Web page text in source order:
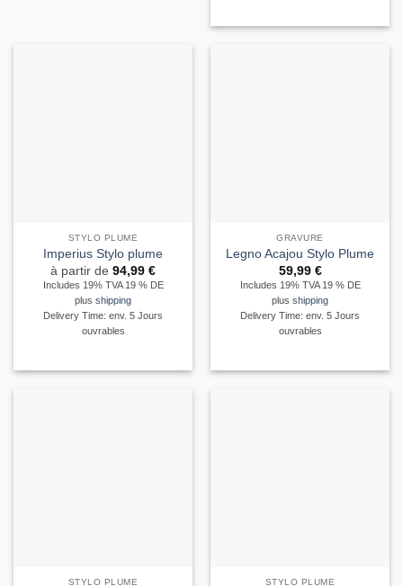
STYLO PLUME
Imperius Stylo plume
à partir de 94,99 €
Includes 19% TVA 19 % DE
plus shipping
Delivery Time: env. 5 Jours
ouvrables
GRAVURE
Legno Acajou Stylo Plume
59,99 €
Includes 19% TVA 19 % DE
plus shipping
Delivery Time: env. 5 Jours
ouvrables
STYLO PLUME STYLO PLUME